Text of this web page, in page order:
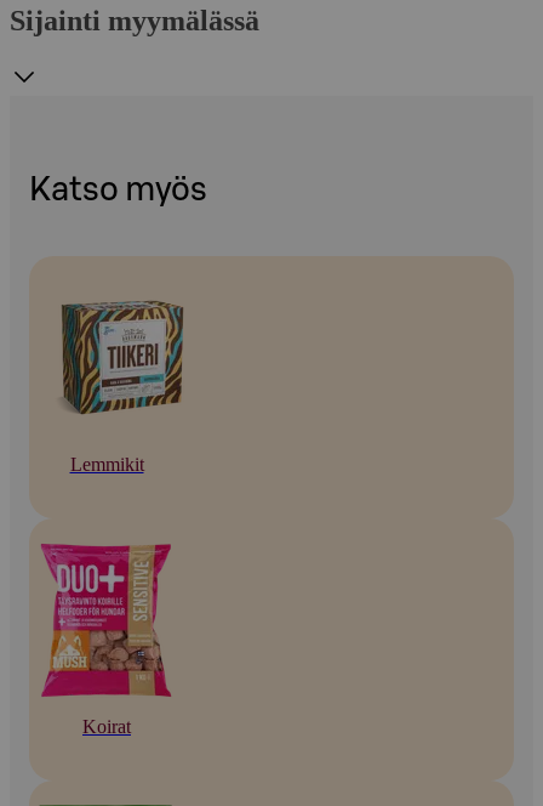
Sijainti myymälässä
Katso myös
Lemmikit
Koirat